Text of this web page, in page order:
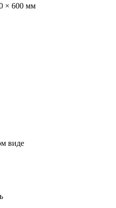
× 600 мм
виде